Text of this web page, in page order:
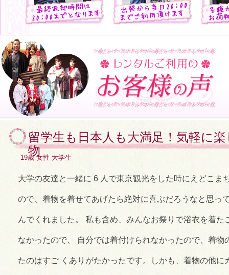
留学生も日本人も大満足！気軽に
物
19歳 女性 大学生
大学の友達と一緒に 6 人で東京観光をした時にえどこま
ので、着物を着せてあげたら絶対に喜ぶだろうなと思っ
んでくれました。 私も含め、みんなお祭りで浴衣を着
なかったので、 自分では着付けられなかったので、着
たのはすご くありがたかったです。しかも、着物の他